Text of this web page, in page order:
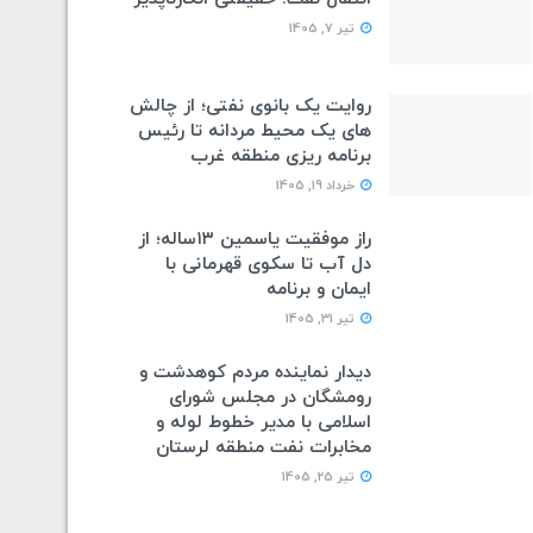
تیر 7, 1405
روایت یک بانوی نفتی؛ از چالش
های یک محیط مردانه تا رئیس
برنامه ریزی منطقه غرب
خرداد 19, 1405
راز موفقیت یاسمین ۱۳ساله؛ از
دل آب تا سکوی قهرمانی با
ایمان و برنامه
تیر 31, 1405
دیدار نماینده مردم کوهدشت و
رومشگان در مجلس شورای
اسلامی با مدیر خطوط لوله و
مخابرات نفت منطقه لرستان
تیر 25, 1405